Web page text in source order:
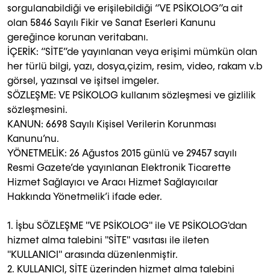
sorgulanabildiği ve erişilebildiği “VE PSİKOLOG”a ait
olan 5846 Sayılı Fikir ve Sanat Eserleri Kanunu
gereğince korunan veritabanı.
İÇERİK: “SİTE”de yayınlanan veya erişimi mümkün olan
her türlü bilgi, yazı, dosya,çizim, resim, video, rakam v.b
görsel, yazınsal ve işitsel imgeler.
SÖZLEŞME: VE PSİKOLOG kullanım sözleşmesi ve gizlilik
sözleşmesini.
KANUN: 6698 Sayılı Kişisel Verilerin Korunması
Kanunu’nu.
YÖNETMELİK: 26 Ağustos 2015 günlü ve 29457 sayılı
Resmi Gazete’de yayınlanan Elektronik Ticarette
Hizmet Sağlayıcı ve Aracı Hizmet Sağlayıcılar
Hakkında Yönetmelik’i ifade eder.
1. İşbu SÖZLEŞME "VE PSİKOLOG" ile VE PSİKOLOG'dan
hizmet alma talebini "SİTE" vasıtası ile ileten
"KULLANICI" arasında düzenlenmiştir.
2. KULLANICI, SİTE üzerinden hizmet alma talebini